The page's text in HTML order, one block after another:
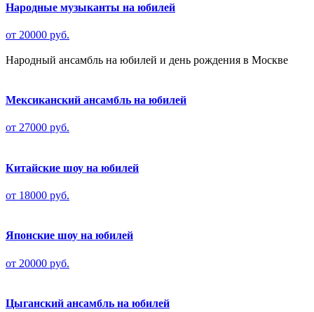
Народные музыканты на юбилей
от 20000 руб.
Народный ансамбль на юбилей и день рождения в Москве
Мексиканский ансамбль на юбилей
от 27000 руб.
Китайские шоу на юбилей
от 18000 руб.
Японские шоу на юбилей
от 20000 руб.
Цыганский ансамбль на юбилей